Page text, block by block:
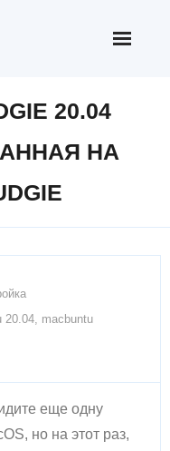
20.04
НА
20.04, macbuntu
еще одну
но на этот раз,